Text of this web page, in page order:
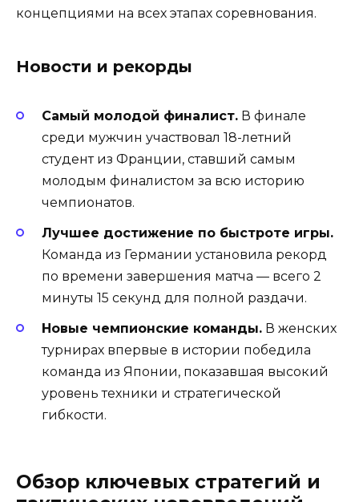
концепциями на всех этапах соревнования.
Новости и рекорды
Самый молодой финалист. В финале
среди мужчин участвовал 18-летний
студент из Франции, ставший самым
молодым финалистом за всю историю
чемпионатов.
Лучшее достижение по быстроте игры.
Команда из Германии установила рекорд
по времени завершения матча — всего 2
минуты 15 секунд для полной раздачи.
Новые чемпионские команды. В женских
турнирах впервые в истории победила
команда из Японии, показавшая высокий
уровень техники и стратегической
гибкости.
Обзор ключевых стратегий и